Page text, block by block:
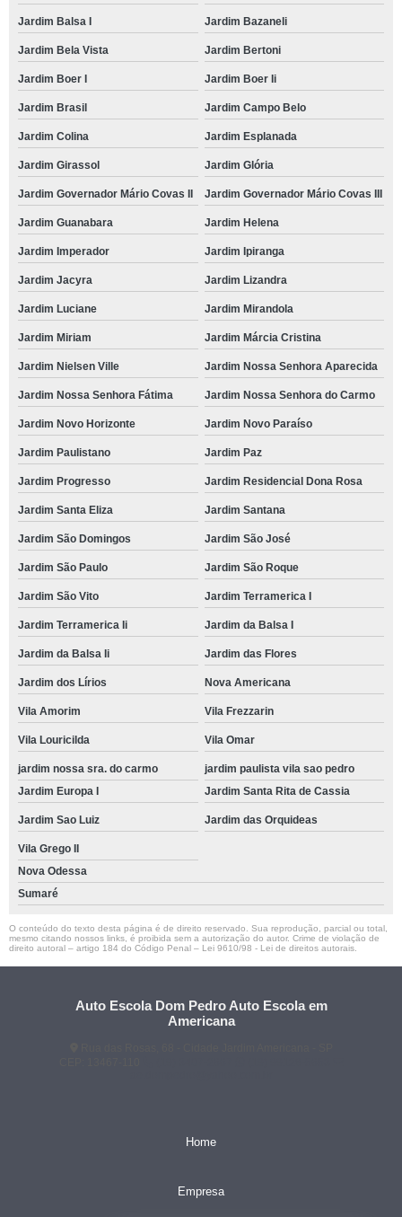
Jardim Balsa I Jardim Bazaneli
Jardim Bela Vista Jardim Bertoni
Jardim Boer I Jardim Boer Ii
Jardim Brasil Jardim Campo Belo
Jardim Colina Jardim Esplanada
Jardim Girassol Jardim Glória
Jardim Governador Mário Covas II Jardim Governador Mário Covas III
Jardim Guanabara Jardim Helena
Jardim Imperador Jardim Ipiranga
Jardim Jacyra Jardim Lizandra
Jardim Luciane Jardim Mirandola
Jardim Miriam Jardim Márcia Cristina
Jardim Nielsen Ville Jardim Nossa Senhora Aparecida
Jardim Nossa Senhora Fátima Jardim Nossa Senhora do Carmo
Jardim Novo Horizonte Jardim Novo Paraíso
Jardim Paulistano Jardim Paz
Jardim Progresso Jardim Residencial Dona Rosa
Jardim Santa Eliza Jardim Santana
Jardim São Domingos Jardim São José
Jardim São Paulo Jardim São Roque
Jardim São Vito Jardim Terramerica I
Jardim Terramerica Ii Jardim da Balsa I
Jardim da Balsa Ii Jardim das Flores
Jardim dos Lírios Nova Americana
Vila Amorim Vila Frezzarin
Vila Louricilda Vila Omar
jardim nossa sra. do carmo
jardim paulista vila sao pedro
Jardim Europa I
Jardim Santa Rita de Cassia
Jardim Sao Luiz Jardim das Orquideas
Vila Grego II
Nova Odessa
Sumaré
O conteúdo do texto desta página é de direito reservado. Sua reprodução, parcial ou total,
mesmo citando nossos links, é proibida sem a autorização do autor. Crime de violação de
direito autoral – artigo 184 do Código Penal – Lei 9610/98 - Lei de direitos autorais
Auto Escola Dom Pedro Auto Escola em
Americana
Home
Empresa